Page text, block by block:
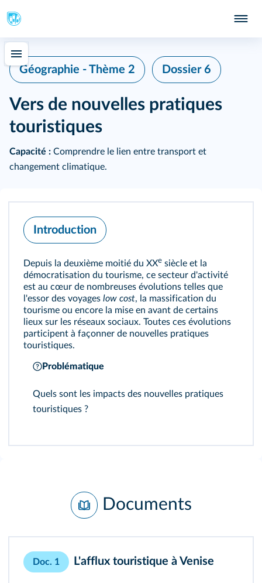
Géographie - Thème 2 Dossier 6
Vers de nouvelles pratiques
touristiques
Capacité : Comprendre le lien entre transport et
changement climatique.
Introduction
Depuis la deuxième moitié du XXe siècle et la
démocratisation du tourisme, ce secteur d'activité
est au cœur de nombreuses évolutions telles que
l'essor des voyages low cost, la massification du
tourisme ou encore la mise en avant de certains
lieux sur les réseaux sociaux. Toutes ces évolutions
participent à façonner de nouvelles pratiques
touristiques.
Problématique
Quels sont les impacts des nouvelles pratiques
touristiques ?
Documents
Doc. 1 L'afflux touristique à Venise